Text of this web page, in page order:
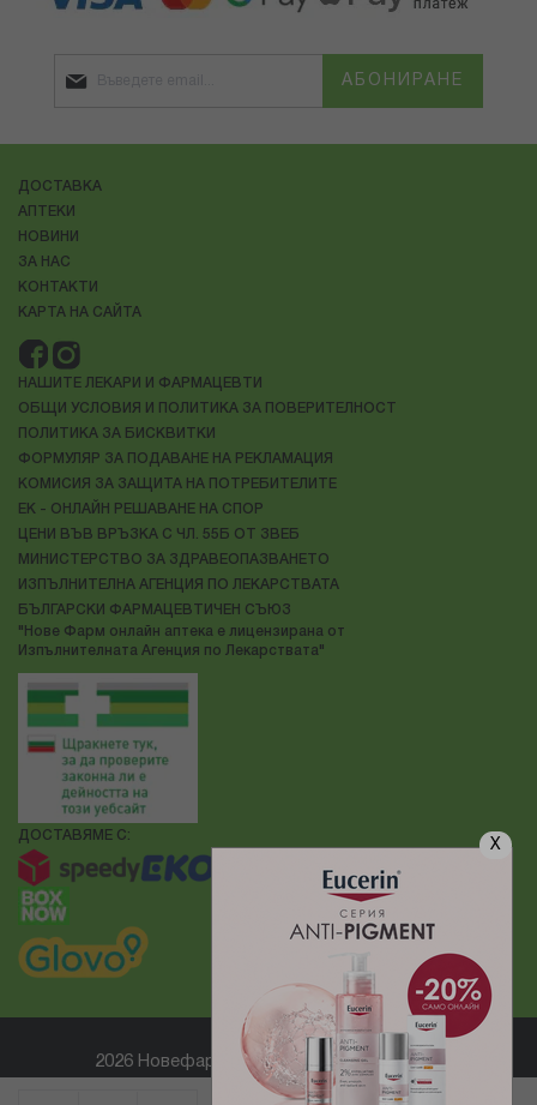
X
АБОНИРАНЕ
ДОСТАВКА
АПТЕКИ
НОВИНИ
ЗА НАС
КОНТАКТИ
КАРТА НА САЙТА
НАШИТЕ ЛЕКАРИ И ФАРМАЦЕВТИ
ОБЩИ УСЛОВИЯ И ПОЛИТИКА ЗА ПОВЕРИТЕЛНОСТ
ПОЛИТИКА ЗА БИСКВИТКИ
ФОРМУЛЯР ЗА ПОДАВАНЕ НА РЕКЛАМАЦИЯ
КОМИСИЯ ЗА ЗАЩИТА НА ПОТРЕБИТЕЛИТЕ
ЕК - ОНЛАЙН РЕШАВАНЕ НА СПОР
ЦЕНИ ВЪВ ВРЪЗКА С ЧЛ. 55Б ОТ ЗВЕБ
МИНИСТЕРСТВО ЗА ЗДРАВЕОПАЗВАНЕТО
ИЗПЪЛНИТЕЛНА АГЕНЦИЯ ПО ЛЕКАРСТВАТА
БЪЛГАРСКИ ФАРМАЦЕВТИЧЕН СЪЮЗ
"Нове Фарм онлайн аптека е лицензирана от
Изпълнителната Агенция по Лекарствата"
ДОСТАВЯМЕ С:
2026 Новефарм ® Всички права запазени
Електронен магазин